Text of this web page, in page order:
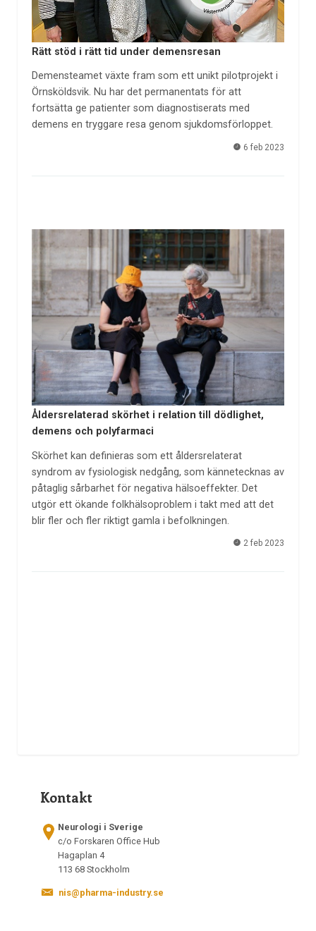
Rätt stöd i rätt tid under demensresan
Demensteamet växte fram som ett unikt pilotprojekt i
Örnsköldsvik. Nu har det permanentats för att
fortsätta ge patienter som diagnostiserats med
demens en tryggare resa genom sjukdomsförloppet.
6 feb 2023
Åldersrelaterad skörhet i relation till dödlighet,
demens och polyfarmaci
Skörhet kan definieras som ett åldersrelaterat
syndrom av fysiologisk nedgång, som kännetecknas av
påtaglig sårbarhet för negativa hälsoeffekter. Det
utgör ett ökande folkhälsoproblem i takt med att det
blir fler och fler riktigt gamla i befolkningen.
2 feb 2023
Kontakt
Neurologi i Sverige
c/o Forskaren Office Hub
Hagaplan 4
113 68 Stockholm
nis@pharma-industry.se